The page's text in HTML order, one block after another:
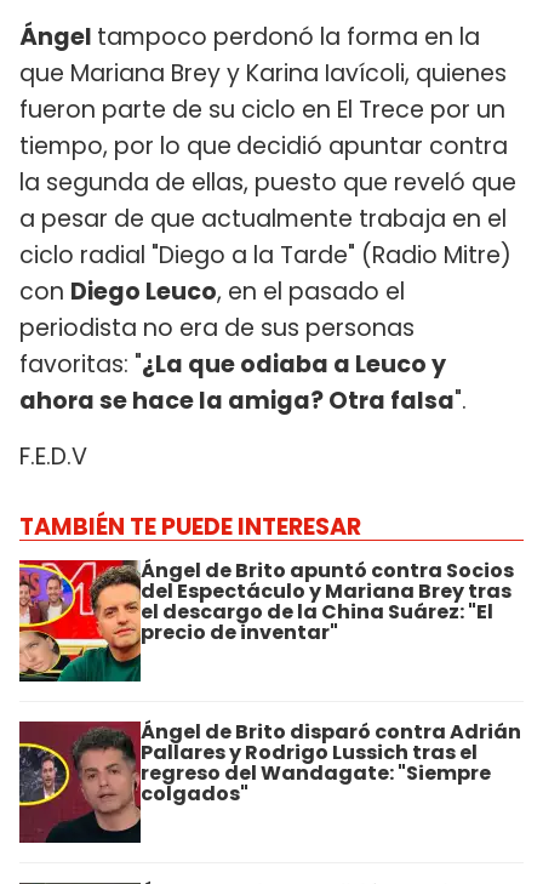
Ángel tampoco perdonó la forma en la
que Mariana Brey y Karina Iavícoli, quienes
fueron parte de su ciclo en El Trece por un
tiempo, por lo que decidió apuntar contra
la segunda de ellas, puesto que reveló que
a pesar de que actualmente trabaja en el
ciclo radial "Diego a la Tarde" (Radio Mitre)
con Diego Leuco, en el pasado el
periodista no era de sus personas
favoritas: "¿La que odiaba a Leuco y
ahora se hace la amiga? Otra falsa".
F.E.D.V
TAMBIÉN TE PUEDE INTERESAR
Ángel de Brito apuntó contra Socios
del Espectáculo y Mariana Brey tras
el descargo de la China Suárez: "El
precio de inventar"
Ángel de Brito disparó contra Adrián
Pallares y Rodrigo Lussich tras el
regreso del Wandagate: "Siempre
colgados"